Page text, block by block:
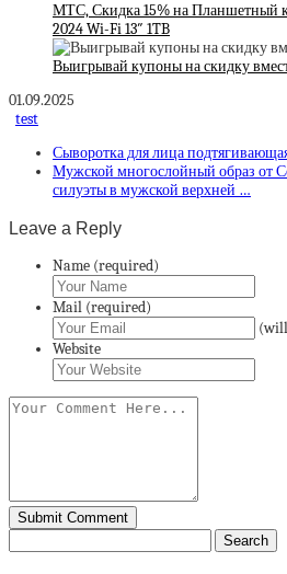
МТС, Скидка 15% на Планшетный
2024 Wi-Fi 13″ 1TB
Выигрывай купоны на скидку
01.09.2025
test
Сыворотка для лица
Мужской многослойный образ от
силуэты в мужской верхней …
Leave a Reply
Name (required)
Mail (required)
Website